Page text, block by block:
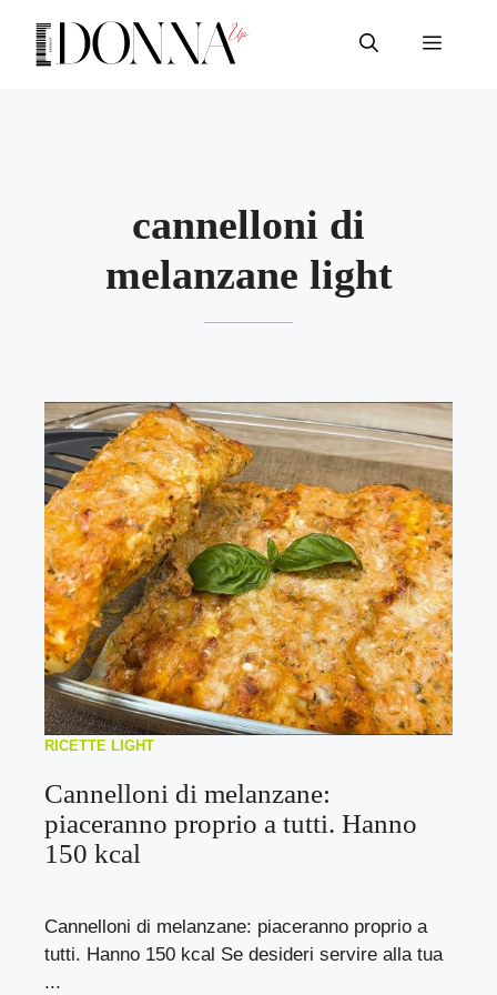
contenuto
Menu
cannelloni di
melanzane light
RICETTE LIGHT
Cannelloni di melanzane:
piaceranno proprio a tutti. Hanno
150 kcal
Cannelloni di melanzane: piaceranno proprio a
tutti. Hanno 150 kcal Se desideri servire alla tua
...